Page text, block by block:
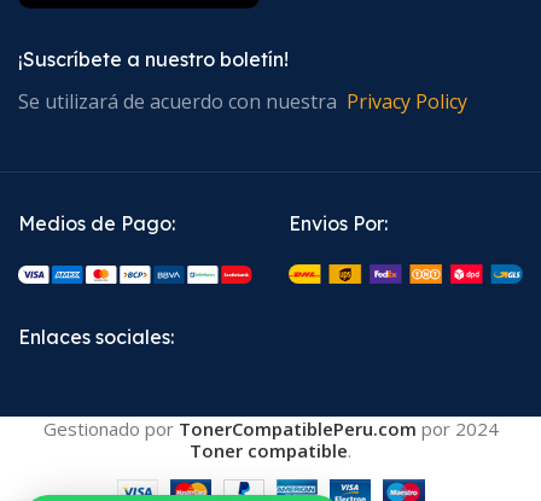
¡Suscríbete a nuestro boletín!
Se utilizará de acuerdo con nuestra Privacy Policy
Medios de Pago: Envios Por:
Enlaces sociales:
Gestionado por TonerCompatiblePeru.com por 2024
Toner compatible.